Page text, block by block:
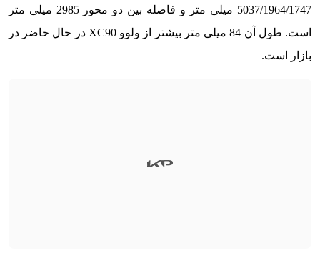
5037/1964/1747 میلی متر و فاصله بین دو محور 2985 میلی متر
است. طول آن 84 میلی متر بیشتر از ولوو XC90 در حال حاضر در
بازار است.